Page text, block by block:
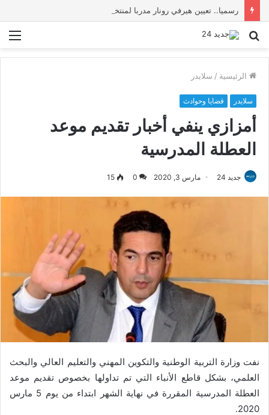
رسميا.. تعيين هيرفي رونار مدربا لمنتخب كوت ديفوار
بحث
الرئيسية / سلايدر
سلايدر قضايا وحوادث
أمزازي ينفي أخبار تقديم موعد
العطلة المدرسية
جديد 24 مارس 3, 2020 0
15
نفت وزارة التربية الوطنية والتكوين المهني والتعليم العالي والبحث
العلمي، بشكل قاطع الأنباء التي تم تداولها بخصوص تقديم موعد
العطلة المدرسية المقررة في نهاية الشهر ابتداء من يوم 5 مارس
2020.